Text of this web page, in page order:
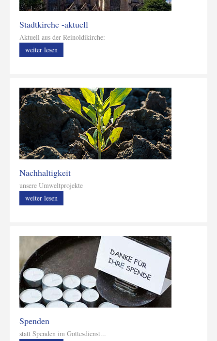
Stadtkirche -aktuell
Aktuell aus der Reinoldikirche:
weiter lesen
Nachhaltigkeit
unsere Umweltprojekte
weiter lesen
Spenden
statt Spenden im Gottesdienst...